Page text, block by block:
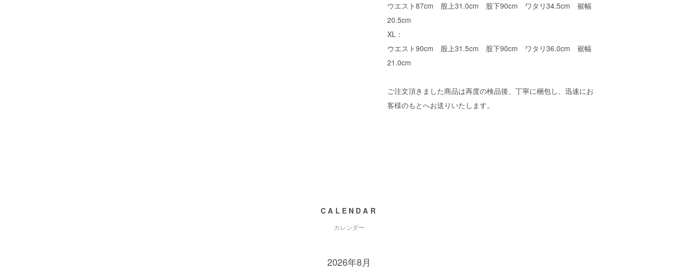
ウエスト87cm 股上31.0cm 股下90cm ワタリ34.5cm 裾幅
20.5cm
XL：
ウエスト90cm 股上31.5cm 股下90cm ワタリ36.0cm 裾幅
21.0cm
ご注文頂きました商品は再度の検品後、丁寧に梱包し、迅速にお
客様のもとへお送りいたします。
CALENDAR
カレンダー
2026年8月